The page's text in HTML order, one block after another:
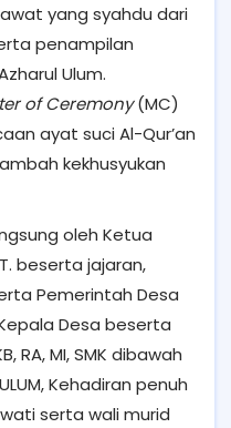
yang syahdu dari
penampilan
Ulum.
of Ceremony(MC)
ayat suci Al-Qur’an
kekhusyukan
oleh Ketua
beserta jajaran,
Pemerintah Desa
Desa beserta
RA, MI, SMK dibawah
Kehadiran penuh
serta wali murid